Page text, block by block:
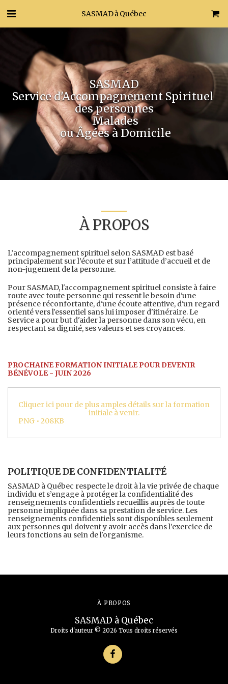
SASMAD à Québec
SASMAD
Service d'Accompagnement Spirituel
des personnes
Malades
ou Âgées à Domicile
À PROPOS
L’accompagnement spirituel selon SASMAD est basé
principalement sur l’écoute et sur l’attitude d’accueil et de
non-jugement de la personne.
Pour SASMAD, l'accompagnement spirituel consiste à faire
route avec toute personne qui ressent le besoin d'une
présence réconfortante, d'une écoute attentive, d'un regard
orienté vers l'essentiel sans lui imposer d'itinéraire. Le
Service a pour but d'aider la personne dans son vécu, en
respectant sa dignité, ses valeurs et ses croyances.
PROCHAINE FORMATION INITIALE POUR DEVENIR
BÉNÉVOLE - JUIN 2026
Cliquer ici pour de plus amples détails sur la formation
initiale à venir.
PNG • 208KB
POLITIQUE DE CONFIDENTIALITÉ
SASMAD à Québec respecte le droit à la vie privée de chaque
individu et s’engage à protéger la confidentialité des
renseignements confidentiels recueillis auprès de toute
personne impliquée dans sa prestation de service. Les
renseignements confidentiels sont disponibles seulement
aux personnes qui doivent y avoir accès dans l’exercice de
leurs fonctions au sein de l'organisme.
SASMAD à Québec
Droits d'auteur © 2026 Tous droits réservés
À PROPOS